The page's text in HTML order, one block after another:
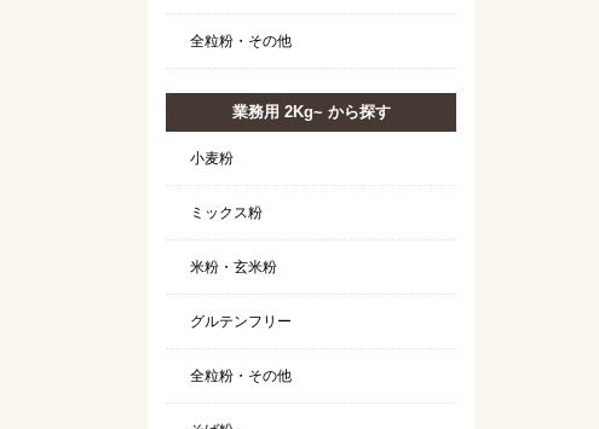
全粒粉・その他
業務用 2Kg~ から探す
小麦粉
ミックス粉
米粉・玄米粉
グルテンフリー
全粒粉・その他